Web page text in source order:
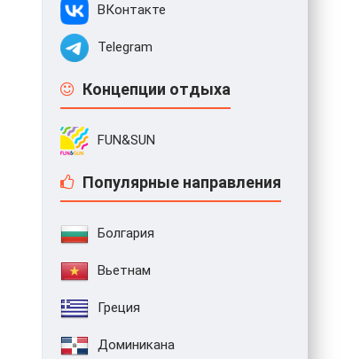
ВКонтакте
Telegram
Концепции отдыха
FUN&SUN
Популярные направления
Болгария
Вьетнам
Греция
Доминикана